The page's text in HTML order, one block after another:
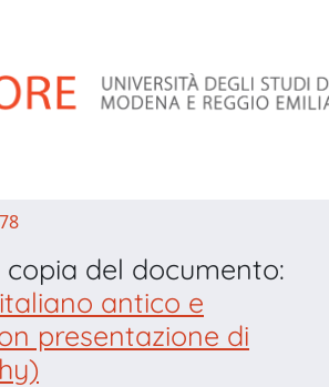
copia del documento:
antico e
presentazione di